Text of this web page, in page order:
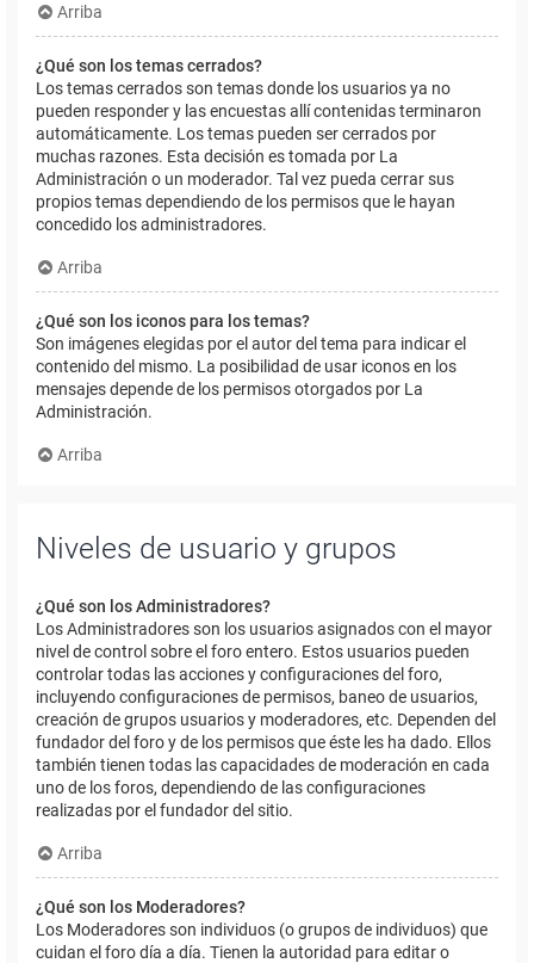
Arriba
¿Qué son los temas cerrados?
Los temas cerrados son temas donde los usuarios ya no
pueden responder y las encuestas allí contenidas terminaron
automáticamente. Los temas pueden ser cerrados por
muchas razones. Esta decisión es tomada por La
Administración o un moderador. Tal vez pueda cerrar sus
propios temas dependiendo de los permisos que le hayan
concedido los administradores.
Arriba
¿Qué son los iconos para los temas?
Son imágenes elegidas por el autor del tema para indicar el
contenido del mismo. La posibilidad de usar iconos en los
mensajes depende de los permisos otorgados por La
Administración.
Arriba
Niveles de usuario y grupos
¿Qué son los Administradores?
Los Administradores son los usuarios asignados con el mayor
nivel de control sobre el foro entero. Estos usuarios pueden
controlar todas las acciones y configuraciones del foro,
incluyendo configuraciones de permisos, baneo de usuarios,
creación de grupos usuarios y moderadores, etc. Dependen del
fundador del foro y de los permisos que éste les ha dado. Ellos
también tienen todas las capacidades de moderación en cada
uno de los foros, dependiendo de las configuraciones
realizadas por el fundador del sitio.
Arriba
¿Qué son los Moderadores?
Los Moderadores son individuos (o grupos de individuos) que
cuidan el foro día a día. Tienen la autoridad para editar o